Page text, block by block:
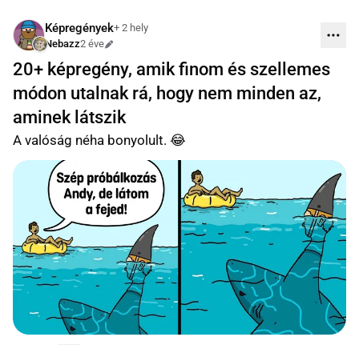
Képregények+ 2 hely
Nebazz2 éve
Szerkesztve
20+ képregény, amik finom és szellemes
módon utalnak rá, hogy nem minden az,
aminek látszik
A valóság néha bonyolult. 😂